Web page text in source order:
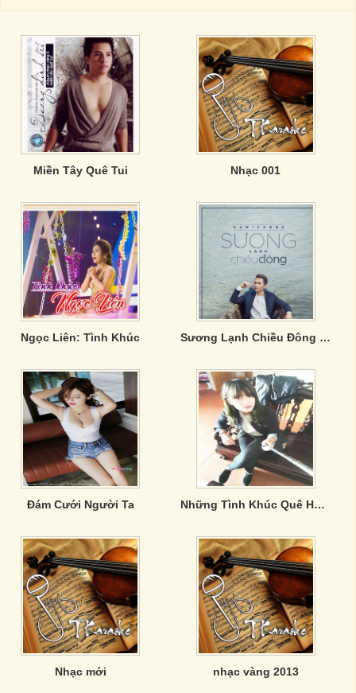
Miền Tây Quê Tui Nhạc 001
Ngọc Liên: Tình Khúc Sương Lạnh Chiều Đông - Nam Cường
Đám Cưới Người Ta Những Tình Khúc Quê Hương Bất Hủ
Nhạc mới nhạc vàng 2013